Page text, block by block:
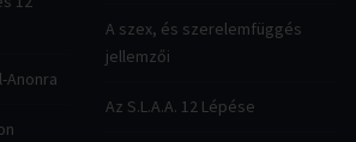
Anonra
A szex, és szerelemfüggés
jellemzői
Az S.L.A.A. 12 Lépése